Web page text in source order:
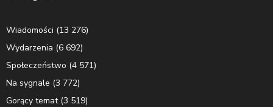
Wiadomości (13 276)
Wydarzenia (6 692)
Społeczeństwo (4 571)
Na sygnale (3 772)
Gorący temat(3 519)